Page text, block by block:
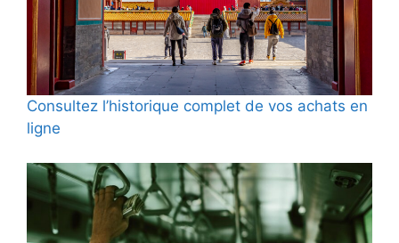
Consultez l’historique complet de vos achats en
ligne